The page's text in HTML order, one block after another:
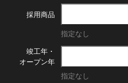
採用商品
指定なし
竣工年・
オープン年
指定なし